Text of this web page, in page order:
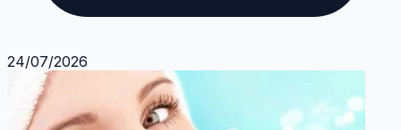
24/07/2026